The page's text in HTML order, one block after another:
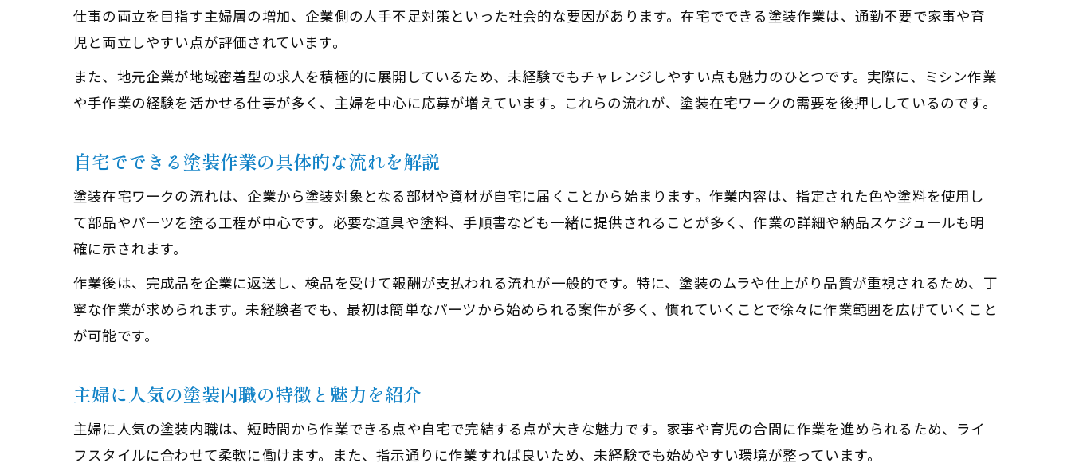
塗装未経験者向け求人の見極めポイント
家事と両立できる塗装ワークの秘訣
家事の合間にできる塗装作業の工夫とは
主婦が無理なく続ける塗装在宅ワーク術
塗装作業の効率化で時間を有効活用しよう
家族の協力を得て塗装ワークを成功させる
安心できる塗装内職の求人情報を見抜く方法
塗装在宅ワークで避けたいトラブル事例
塗装作業の求人比較で理想の仕事を見つける
塗装経験を活かせる在宅仕事の魅力
これまでの塗装経験が在宅ワークで活きる理由
仕事の両立を目指す主婦層の増加、企業側の人手不足対策といった社会的な要因があります。在宅でできる塗装作業は、通勤不要で家事や育
児と両立しやすい点が評価されています。
また、地元企業が地域密着型の求人を積極的に展開しているため、未経験でもチャレンジしやすい点も魅力のひとつです。実際に、ミシン作業
や手作業の経験を活かせる仕事が多く、主婦を中心に応募が増えています。これらの流れが、塗装在宅ワークの需要を後押ししているのです。
自宅でできる塗装作業の具体的な流れを解説
塗装在宅ワークの流れは、企業から塗装対象となる部材や資材が自宅に届くことから始まります。作業内容は、指定された色や塗料を使用し
て部品やパーツを塗る工程が中心です。必要な道具や塗料、手順書なども一緒に提供されることが多く、作業の詳細や納品スケジュールも明
確に示されます。
作業後は、完成品を企業に返送し、検品を受けて報酬が支払われる流れが一般的です。特に、塗装のムラや仕上がり品質が重視されるため、丁
寧な作業が求められます。未経験者でも、最初は簡単なパーツから始められる案件が多く、慣れていくことで徐々に作業範囲を広げていくこと
が可能です。
主婦に人気の塗装内職の特徴と魅力を紹介
主婦に人気の塗装内職は、短時間から作業できる点や自宅で完結する点が大きな魅力です。家事や育児の合間に作業を進められるため、ライ
フスタイルに合わせて柔軟に働けます。また、指示通りに作業すれば良いため、未経験でも始めやすい環境が整っています。